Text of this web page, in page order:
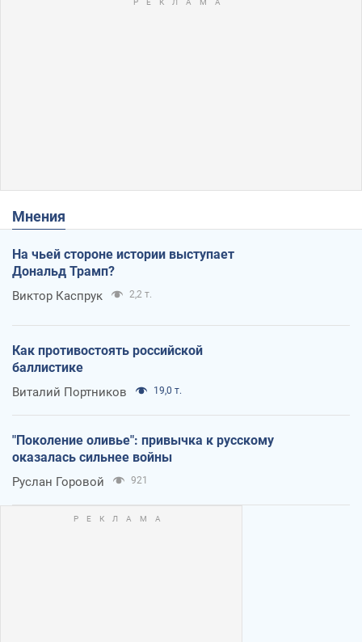
Мнения
На чьей стороне истории выступает
Дональд Трамп?
Виктор Каспрук 2,2 т.
Как противостоять российской
баллистике
Виталий Портников 19,0 т.
"Поколение оливье": привычка к русскому
оказалась сильнее войны
Руслан Горовой 921